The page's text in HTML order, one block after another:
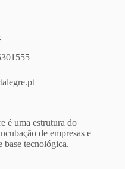
é uma estrutura do
de empresas e
base tecnológica.